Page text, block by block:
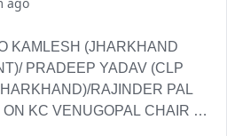
समस्या का समाधान नहीं हो
और जनप्रतिनिधियों से तत्काल सीवरेज
समस्या से राहत दिलाने की मांग की
लोग तो नर्क भोग रहे हैं वहीं मरने के
शायद किसी ने सोचा नहीं है।
KAMLESH (JHARKHAND
PRADEEP YADAV (CLP
RAJINDER PAL
KC VENUGOPAL CHAIR